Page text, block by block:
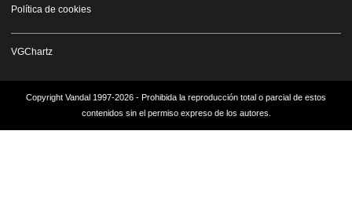
Política de cookies
VGChartz
Copyright Vandal 1997-2026 - Prohibida la reproducción total o parcial de estos
contenidos sin el permiso expreso de los autores.